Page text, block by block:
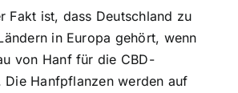
Fakt ist, dass Deutschland zu
in Europa gehört, wenn
von Hanf für die CBD-
Die Hanfpflanzen werden auf